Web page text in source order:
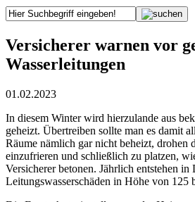
Versicherer warnen vor
Wasserleitungen
01.02.2023
In diesem Winter wird hierzulande aus
geheizt. Übertreiben sollte man es damit
Räume nämlich gar nicht beheizt, drohen
einzufrieren und schließlich zu platzen,
Versicherer betonen. Jährlich entstehen
Leitungswasserschäden in Höhe von